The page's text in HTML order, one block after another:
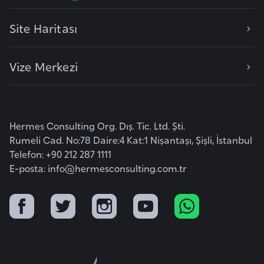
Site Haritası
Vize Merkezi
Hermes Consulting Org. Dış. Tic. Ltd. Şti.
Rumeli Cad. No:78 Daire:4 Kat:1 Nişantaşı, Şişli, İstanbul
Telefon: +90 212 287 1111
E-posta: info@hermesconsulting.com.tr
r
s
a
b
o
G